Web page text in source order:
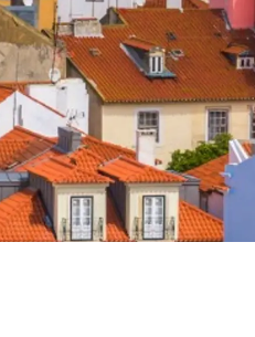
Test International Landing
Page
Portugal Lifestyle Version 1